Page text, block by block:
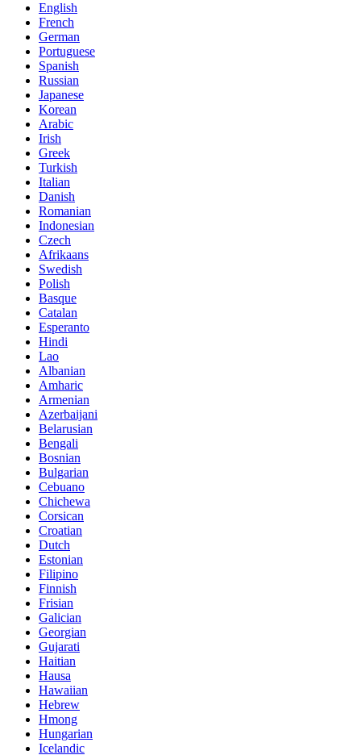
English
French
German
Portuguese
Spanish
Russian
Japanese
Korean
Arabic
Irish
Greek
Turkish
Italian
Danish
Romanian
Indonesian
Czech
Afrikaans
Swedish
Polish
Basque
Catalan
Esperanto
Hindi
Lao
Albanian
Amharic
Armenian
Azerbaijani
Belarusian
Bengali
Bosnian
Bulgarian
Cebuano
Chichewa
Corsican
Croatian
Dutch
Estonian
Filipino
Finnish
Frisian
Galician
Georgian
Gujarati
Haitian
Hausa
Hawaiian
Hebrew
Hmong
Hungarian
Icelandic